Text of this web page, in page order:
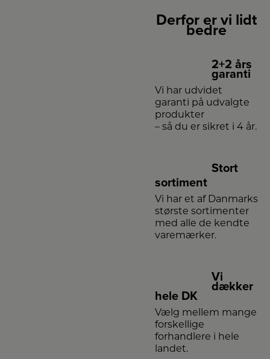
Derfor er vi lidt
bedre
2+2 års
garanti
Vi har udvidet
garanti på udvalgte
produkter
– så du er sikret i 4 år.
Stort
sortiment
Vi har et af Danmarks
største sortimenter
med alle de kendte
varemærker.
Vi
dækker
hele DK
Vælg mellem mange
forskellige
forhandlere i hele
landet.